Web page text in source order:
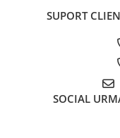
■ Ulei motor MOBIL
■ Ulei motor
■ Ulei motor ROWE
SUPORT
SOCIAL